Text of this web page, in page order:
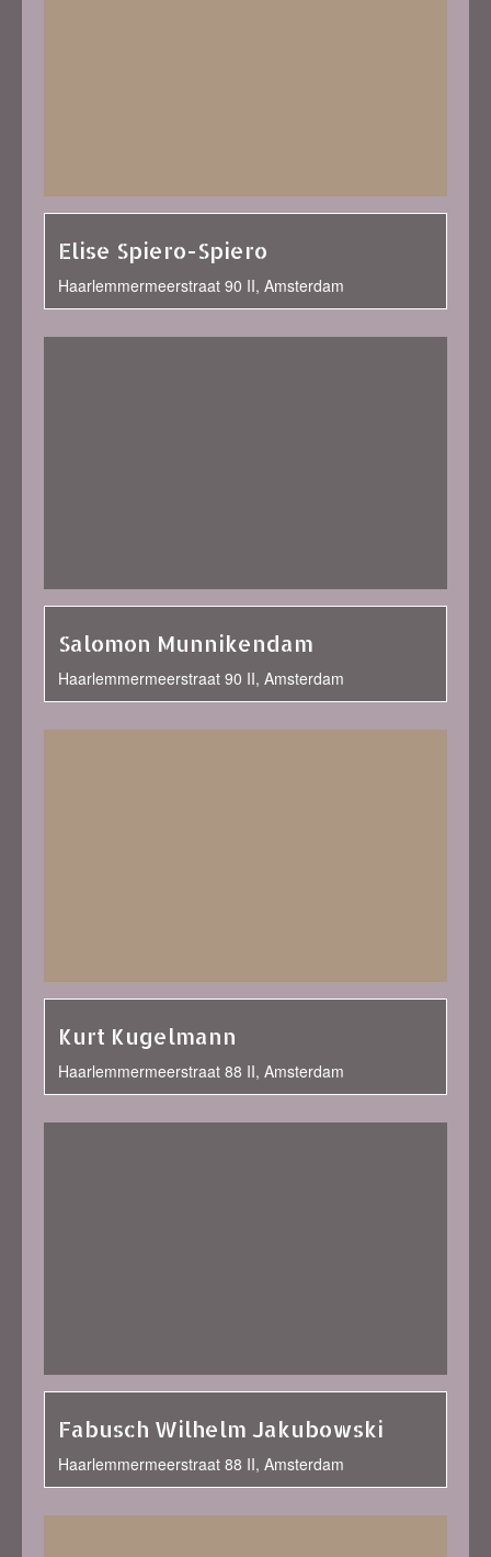
Elise Spiero-Spiero
Haarlemmermeerstraat 90 II, Amsterdam
Salomon Munnikendam
Haarlemmermeerstraat 90 II, Amsterdam
Kurt Kugelmann
Haarlemmermeerstraat 88 II, Amsterdam
Fabusch Wilhelm Jakubowski
Haarlemmermeerstraat 88 II, Amsterdam